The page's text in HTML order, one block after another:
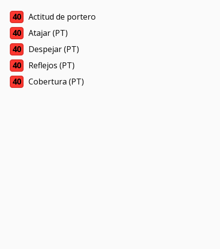
40
Actitud de portero
40
Atajar (PT)
40
Despejar (PT)
40
Reflejos (PT)
40
Cobertura (PT)